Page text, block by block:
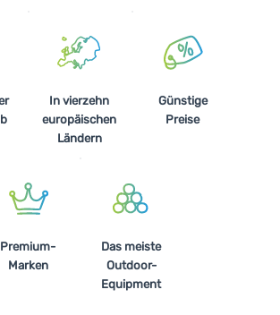
In vierzehn
europäischen
Ländern
Günstige
Preise
Premium-
Marken
Das meiste
Outdoor-
Equipment